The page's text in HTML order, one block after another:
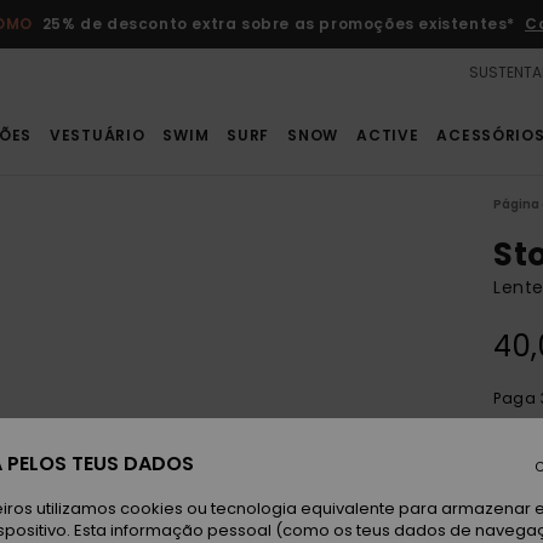
25% de desconto extra sobre as promoções existentes*
VESTUÁRIO SWIM SURF SNOW ACTIVE
Paga
TEUS DADOS
utilizamos cookies ou tecnologia equivalente para armazenar
Esta informação pessoal (como os teus dados de